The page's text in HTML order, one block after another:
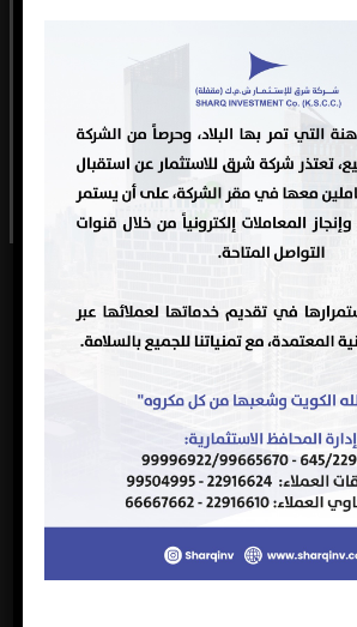
the website, The breach of these
Copyrights and intellectual property.
Company may take whatever legal action
ACCEPT